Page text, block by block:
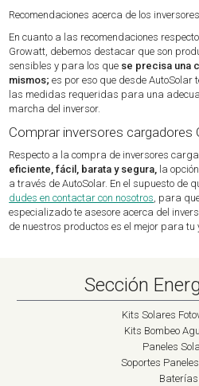
Recomendaciones acerca de los
En cuanto a las recomendaciones
Growatt, debemos destacar que son
sensibles y para los que se precisa una
mismos; es por eso que desde AutoSolar
las medidas requeridas para una
marcha del inversor.
Comprar inversores cargadores
Respecto a la compra de inversores
eficiente, fácil, barata y segura, la
a través de AutoSolar. En el supuesto de
dudes en contactar con nosotros, para
especializado te asesore acerca del
de nuestros productos es el mejor para tu
Sección
Kits Solares
Kits Bombeo
Paneles
Soportes
Baterías